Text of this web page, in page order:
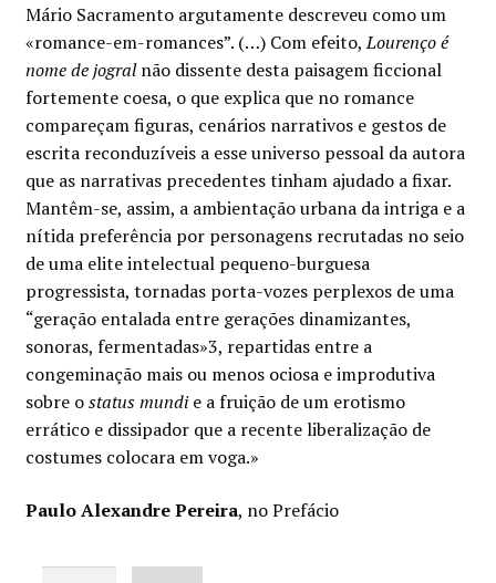
Mário Sacramento argutamente descreveu como um
«romance-em-romances”. (…) Com efeito,Lourenço é
nome de jogralnão dissente desta paisagem ficcional
fortemente coesa, o que explica que no romance
compareçam figuras, cenários narrativos e gestos de
escrita reconduzíveis a esse universo pessoal da autora
que as narrativas precedentes tinham ajudado a fixar.
Mantêm-se, assim, a ambientação urbana da intriga e a
nítida preferência por personagens recrutadas no seio
de uma elite intelectual pequeno-burguesa
progressista, tornadas porta-vozes perplexos de uma
“geração entalada entre gerações dinamizantes,
sonoras, fermentadas»3, repartidas entre a
congeminação mais ou menos ociosa e improdutiva
sobre ostatus mundie a fruição de um erotismo
errático e dissipador que a recente liberalização de
costumes colocara em voga.»
Paulo Alexandre Pereira, no Prefácio